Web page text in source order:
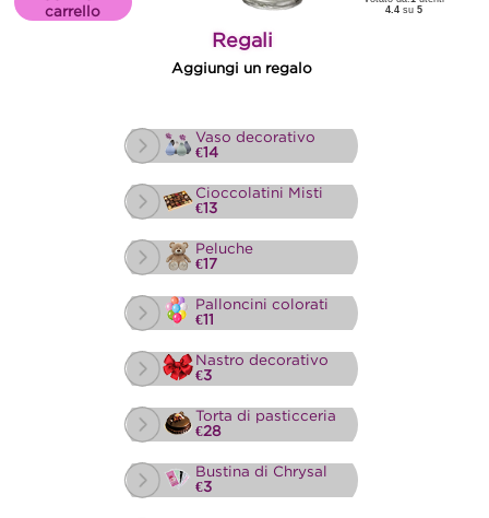
carrello
4.4 su5
Regali
Aggiungi un regalo
Vaso decorativo
€14
Cioccolatini Misti
€13
Peluche
€17
Palloncini colorati
€11
Nastro decorativo
€3
Torta di pasticceria
€28
Bustina di Chrysal
€3